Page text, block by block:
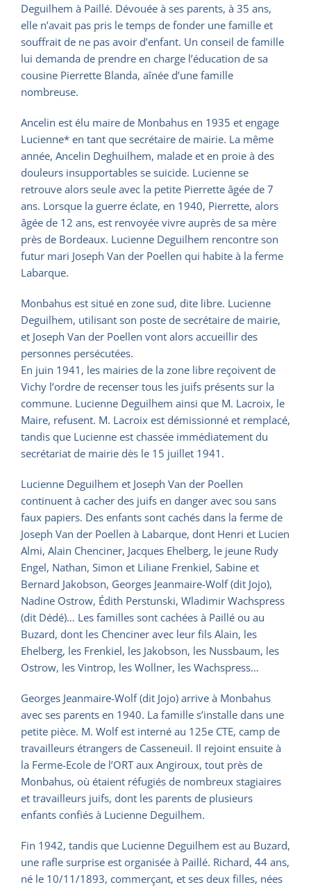
Deguilhem à Paillé. Dévouée à ses parents, à 35 ans,
elle n’avait pas pris le temps de fonder une famille et
souffrait de ne pas avoir d’enfant. Un conseil de famille
lui demanda de prendre en charge l’éducation de sa
cousine Pierrette Blanda, aînée d’une famille
nombreuse.
Ancelin est élu maire de Monbahus en 1935 et engage
Lucienne* en tant que secrétaire de mairie. La même
année, Ancelin Deghuilhem, malade et en proie à des
douleurs insupportables se suicide. Lucienne se
retrouve alors seule avec la petite Pierrette âgée de 7
ans. Lorsque la guerre éclate, en 1940, Pierrette, alors
âgée de 12 ans, est renvoyée vivre auprès de sa mère
près de Bordeaux. Lucienne Deguilhem rencontre son
futur mari Joseph Van der Poellen qui habite à la ferme
Labarque.
Monbahus est situé en zone sud, dite libre. Lucienne
Deguilhem, utilisant son poste de secrétaire de mairie,
et Joseph Van der Poellen vont alors accueillir des
personnes persécutées.
En juin 1941, les mairies de la zone libre reçoivent de
Vichy l’ordre de recenser tous les juifs présents sur la
commune. Lucienne Deguilhem ainsi que M. Lacroix, le
Maire, refusent. M. Lacroix est démissionné et remplacé,
tandis que Lucienne est chassée immédiatement du
secrétariat de mairie dès le 15 juillet 1941.
Lucienne Deguilhem et Joseph Van der Poellen
continuent à cacher des juifs en danger avec sou sans
faux papiers. Des enfants sont cachés dans la ferme de
Joseph Van der Poellen à Labarque, dont Henri et Lucien
Almi, Alain Chenciner, Jacques Ehelberg, le jeune Rudy
Engel, Nathan, Simon et Liliane Frenkiel, Sabine et
Bernard Jakobson, Georges Jeanmaire-Wolf (dit Jojo),
Nadine Ostrow, Édith Perstunski, Wladimir Wachspress
(dit Dédé)… Les familles sont cachées à Paillé ou au
Buzard, dont les Chenciner avec leur fils Alain, les
Ehelberg, les Frenkiel, les Jakobson, les Nussbaum, les
Ostrow, les Vintrop, les Wollner, les Wachspress…
Georges Jeanmaire-Wolf (dit Jojo) arrive à Monbahus
avec ses parents en 1940. La famille s’installe dans une
petite pièce. M. Wolf est interné au 125e CTE, camp de
travailleurs étrangers de Casseneuil. Il rejoint ensuite à
la Ferme-Ecole de l’ORT aux Angiroux, tout près de
Monbahus, où étaient réfugiés de nombreux stagiaires
et travailleurs juifs, dont les parents de plusieurs
enfants confiés à Lucienne Deguilhem.
Fin 1942, tandis que Lucienne Deguilhem est au Buzard,
une rafle surprise est organisée à Paillé. Richard, 44 ans,
né le 10/11/1893, commerçant, et ses deux filles, nées